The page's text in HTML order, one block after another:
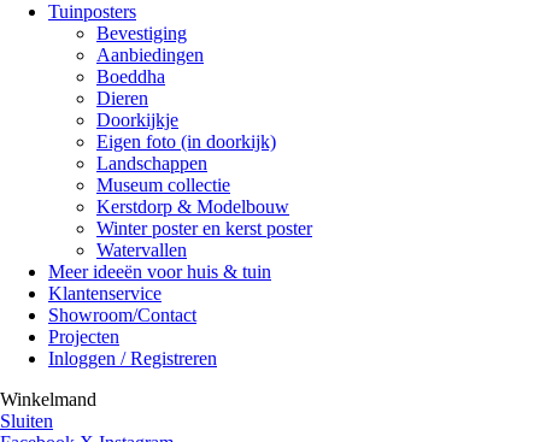
Tuinposters
Bevestiging
Aanbiedingen
Boeddha
Dieren
Doorkijkje
Eigen foto (in doorkijk)
Landschappen
Museum collectie
Kerstdorp & Modelbouw
Winter poster en kerst poster
Watervallen
Meer ideeën voor huis & tuin
Klantenservice
Showroom/Contact
Projecten
Inloggen / Registreren
Winkelmand
Sluiten